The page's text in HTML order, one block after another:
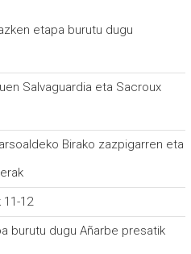
etapa burutu dugu
Salvaguardia eta Sacroux
Birako zazpigarren eta
12
burutu dugu Añarbe presatik